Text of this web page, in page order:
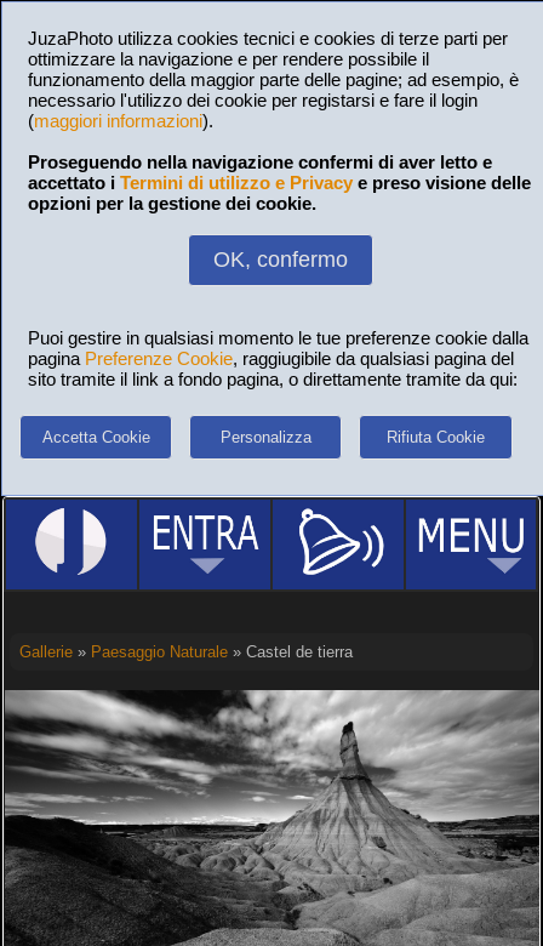
JuzaPhoto utilizza cookies tecnici e cookies di terze parti per
ottimizzare la navigazione e per rendere possibile il
funzionamento della maggior parte delle pagine; ad esempio, è
necessario l'utilizzo dei cookie per registarsi e fare il login
(maggiori informazioni).
Proseguendo nella navigazione confermi di aver letto e
accettato i Termini di utilizzo e Privacy e preso visione delle
opzioni per la gestione dei cookie.
OK, confermo
Puoi gestire in qualsiasi momento le tue preferenze cookie dalla
pagina Preferenze Cookie, raggiugibile da qualsiasi pagina del
sito tramite il link a fondo pagina, o direttamente tramite da qui:
Accetta Cookie Personalizza Rifiuta Cookie
Gallerie» Paesaggio Naturale» Castel de tierra